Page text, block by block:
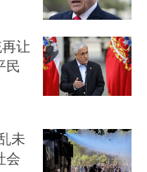
让
民
未
会